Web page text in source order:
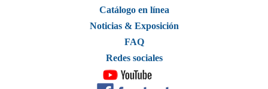
Catálogo en línea
Noticias & Exposición
FAQ
Redes sociales